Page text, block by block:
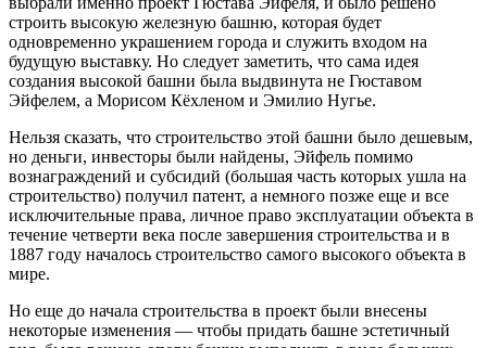
строить высокую железную башню, которая будет
одновременно украшением города и служить входом на
будущую выставку. Но следует заметить, что сама идея
создания высокой башни была выдвинута не Гюставом
Эйфелем, а Морисом Кёхленом и Эмилио Нугье.
Нельзя сказать, что строительство этой башни было дешевым,
но деньги, инвесторы были найдены, Эйфель помимо
вознаграждений и субсидий (большая часть которых ушла на
строительство) получил патент, а немного позже еще и все
исключительные права, личное право эксплуатации объекта в
течение четверти века после завершения строительства и в
1887 году началось строительство самого высокого объекта в
мире.
Но еще до начала строительства в проект были внесены
некоторые изменения — чтобы придать башне эстетичный